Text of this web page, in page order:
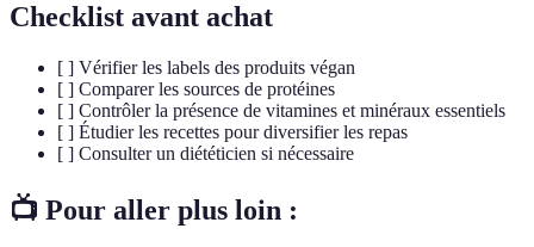
Checklist avant achat
[ ] Vérifier les labels des produits végan
[ ] Comparer les sources de protéines
[ ] Contrôler la présence de vitamines et minéraux essentiels
[ ] Étudier les recettes pour diversifier les repas
[ ] Consulter un diététicien si nécessaire
📺 Pour aller plus loin :